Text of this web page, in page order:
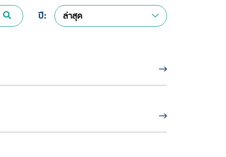
ปี: ล่าสุด